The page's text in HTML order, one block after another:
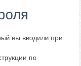
вы вводили при
по